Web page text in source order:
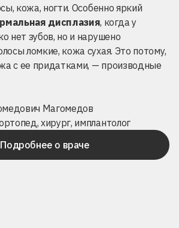
кожа, ногти. Особенно яркий
дисплазия, когда у
нет зубов, но и нарушено
ломкие, кожа сухая. Это потому,
с ее придатками, — производные
Магомедов
хирург, имплантолог
Подробнее о враче